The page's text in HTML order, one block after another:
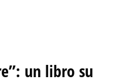
un libro su